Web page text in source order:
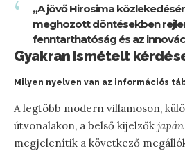
„A jövő Hirosima
meghozott döntésekben
fenntarthatóság és az
Gyakran ismételt
Milyen nyelven van az információs
A legtöbb modern villamoson,
útvonalakon, a belső kijelzők
megjelenítik a következő